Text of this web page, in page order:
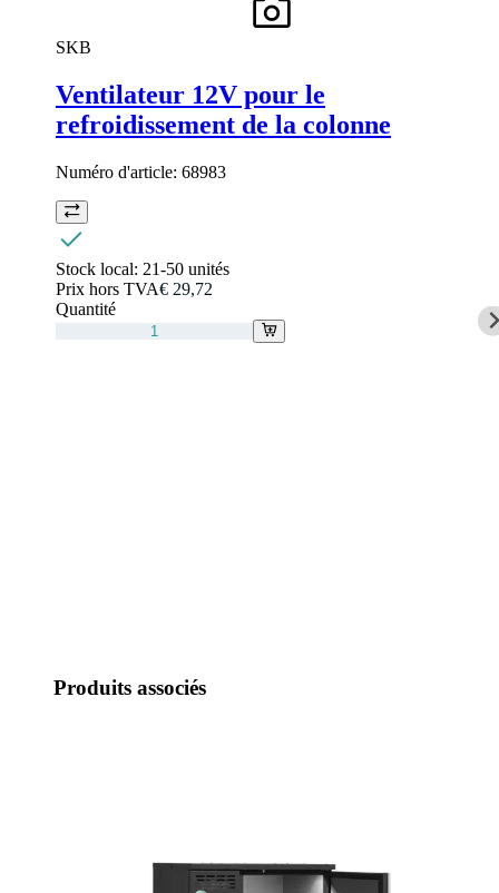
SKB
Ventilateur 12V pour le
refroidissement de la colonne
Numéro d'article: 68983
Stock local: 21-50 unités
Prix hors TVA€ 29,72
Quantité
Produits associés